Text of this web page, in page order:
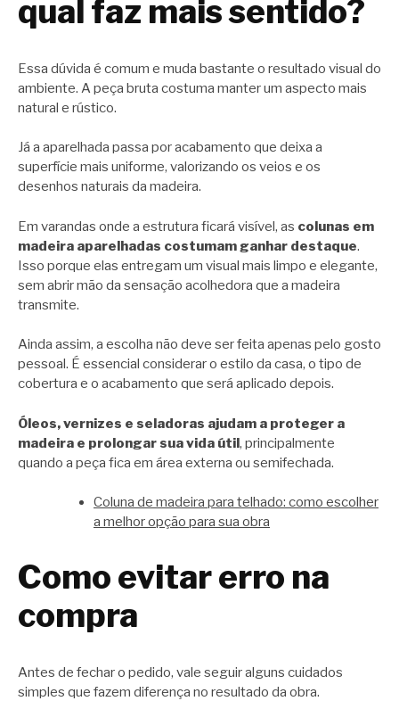
qual faz mais sentido?
Essa dúvida é comum e muda bastante o resultado visual do
ambiente. A peça bruta costuma manter um aspecto mais
natural e rústico.
Já a aparelhada passa por acabamento que deixa a
superfície mais uniforme, valorizando os veios e os
desenhos naturais da madeira.
Em varandas onde a estrutura ficará visível, as colunas em
madeira aparelhadas costumam ganhar destaque.
Isso porque elas entregam um visual mais limpo e elegante,
sem abrir mão da sensação acolhedora que a madeira
transmite.
Ainda assim, a escolha não deve ser feita apenas pelo gosto
pessoal. É essencial considerar o estilo da casa, o tipo de
cobertura e o acabamento que será aplicado depois.
Óleos, vernizes e seladoras ajudam a proteger a
madeira e prolongar sua vida útil, principalmente
quando a peça fica em área externa ou semifechada.
Coluna de madeira para telhado: como escolher
a melhor opção para sua obra
Como evitar erro na
compra
Antes de fechar o pedido, vale seguir alguns cuidados
simples que fazem diferença no resultado da obra.